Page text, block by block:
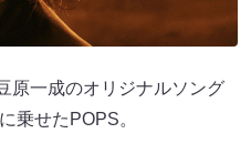
原一成のオリジナルソング
乗せたPOPS。